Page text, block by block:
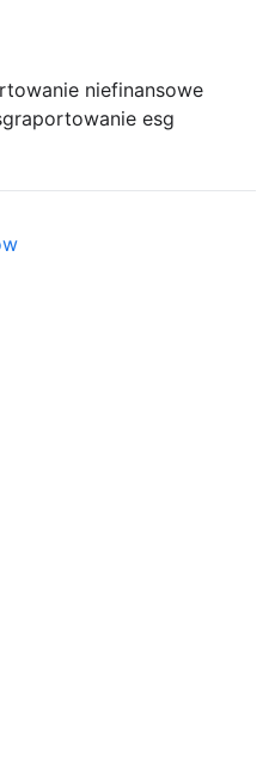
niefinansowe
raportowanie esg